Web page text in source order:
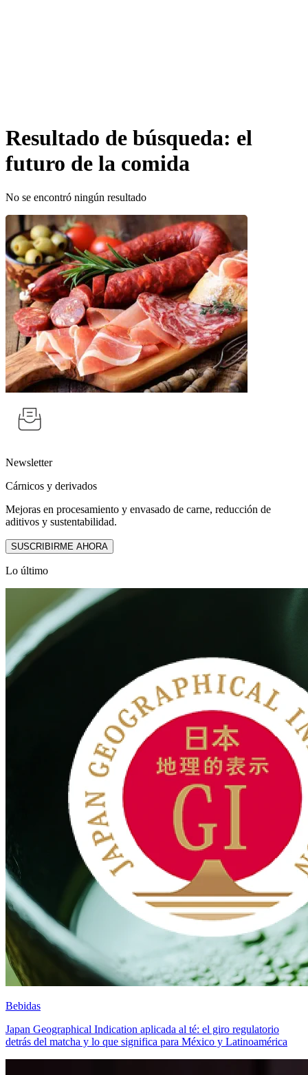
Resultado de búsqueda: el
futuro de la comida
No se encontró ningún resultado
Newsletter
Cárnicos y derivados
Mejoras en procesamiento y envasado de carne, reducción de
aditivos y sustentabilidad.
SUSCRIBIRME AHORA
Lo último
Bebidas
Japan Geographical Indication aplicada al té: el giro regulatorio
detrás del matcha y lo que significa para México y Latinoamérica